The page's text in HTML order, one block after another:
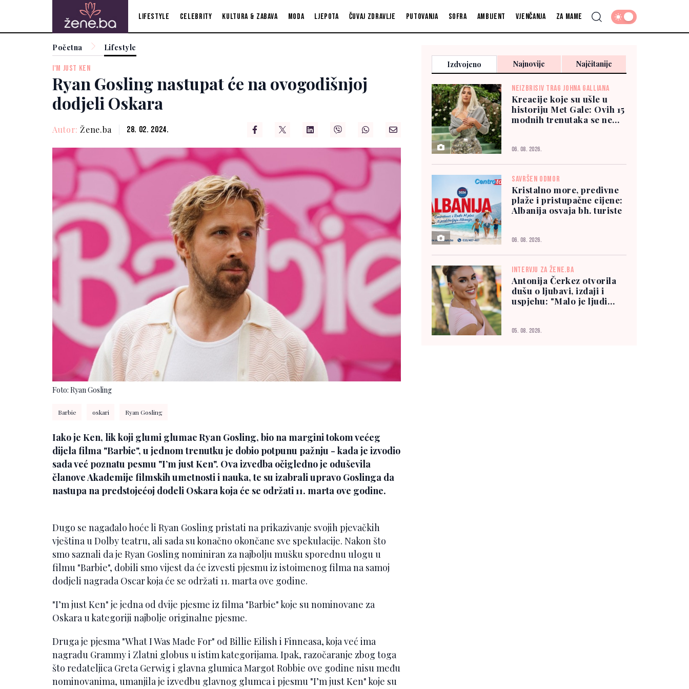
Lifestyle Celebrity Kultura & zabava Moda Ljepota Čuvaj zdravlje Putovanja Sofra Ambijent Vjenčanja Za mame
Početna Lifestyle
I'M JUST KEN
Ryan Gosling nastupat će na ovogodišnjoj
dodjeli Oskara
Autor: Žene.ba 28. 02. 2024.
Foto: Ryan Gosling
Barbie oskari Ryan Gosling
Iako je Ken, lik koji glumi glumac Ryan Gosling, bio na margini tokom većeg
dijela filma "Barbie", u jednom trenutku je dobio potpunu pažnju - kada je izvodio
sada već poznatu pesmu "I’m just Ken". Ova izvedba očigledno je oduševila
članove Akademije filmskih umetnosti i nauka, te su izabrali upravo Goslinga da
nastupa na predstojećoj dodeli Oskara koja će se održati 11. marta ove godine.
Dugo se nagađalo hoće li Ryan Gosling pristati na prikazivanje svojih pjevačkih
vještina u Dolby teatru, ali sada su konačno okončane sve spekulacije. Nakon što
smo saznali da je Ryan Gosling nominiran za najbolju mušku sporednu ulogu u
filmu "Barbie", dobili smo vijest da će izvesti pjesmu iz istoimenog filma na samoj
dodjeli nagrada Oscar koja će se održati 11. marta ove godine.
"I’m just Ken" je jedna od dvije pjesme iz filma "Barbie" koje su nominovane za
Oskara u kategoriji najbolje originalne pjesme.
Druga je pjesma "What I Was Made For" od Billie Eilish i Finneasa, koja već ima
nagradu Grammy i Zlatni globus u istim kategorijama. Ipak, razočaranje zbog toga
što redateljica Greta Gerwig i glavna glumica Margot Robbie ove godine nisu među
nominovanima, umanjila je izvedbu glavnog glumca i pjesmu "I’m just Ken" koje su
Izdvojeno Najnovije Najčitanije
NEIZBRISIV TRAG JOHNA GALLIANA
Kreacije koje su ušle u
historiju Met Gale: Ovih 15
modnih trenutaka se ne
06. 08. 2026.
SAVRŠEN ODMOR
Kristalno more, predivne
plaže i pristupačne cijene:
Albanija osvaja bh. turiste
06. 08. 2026.
INTERVJU ZA ŽENE.BA
Antonija Čerkez otvorila
dušu o ljubavi, izdaji i
uspjehu: "Malo je ljudi
05. 08. 2026.